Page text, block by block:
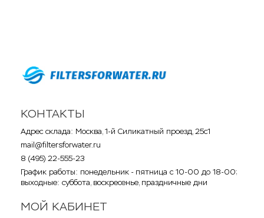
КОНТАКТЫ
Адрес склада: Москва, 1-й Силикатный проезд, 25с1
mail@filtersforwater.ru
8 (495) 22-555-23
График работы: понедельник - пятница с 10-00 до 18-00;
выходные: суббота, воскресенье, праздничные дни
МОЙ КАБИНЕТ